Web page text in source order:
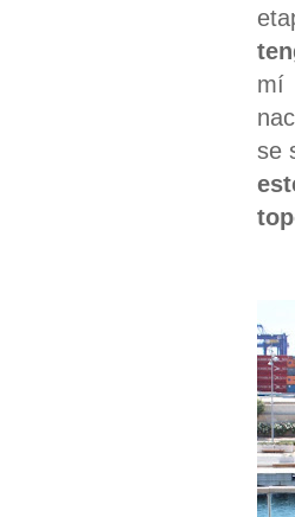
mí
se